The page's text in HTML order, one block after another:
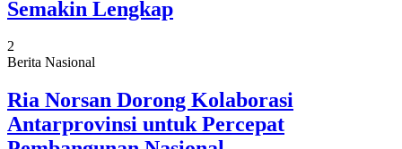
Semakin Lengkap
2
Berita Nasional
Ria Norsan Dorong Kolaborasi
Antarprovinsi untuk Percepat